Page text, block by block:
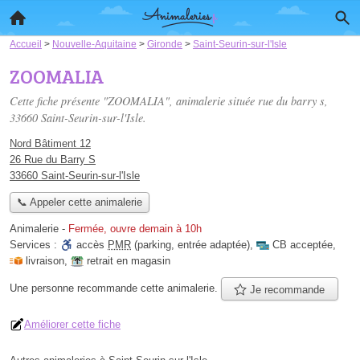
Accueil > Nouvelle-Aquitaine > Gironde > Saint-Seurin-sur-l'Isle
ZOOMALIA
Cette fiche présente "ZOOMALIA", animalerie située rue du barry s,
33660 Saint-Seurin-sur-l'Isle.
Nord Bâtiment 12
26 Rue du Barry S
33660 Saint-Seurin-sur-l'Isle
📞 Appeler cette animalerie
Animalerie - Fermée, ouvre demain à 10h
Services :
accès PMR (parking, entrée adaptée), CB acceptée,
livraison, retrait en magasin
Une personne recommande cette animalerie. Je recommande
Améliorer cette fiche